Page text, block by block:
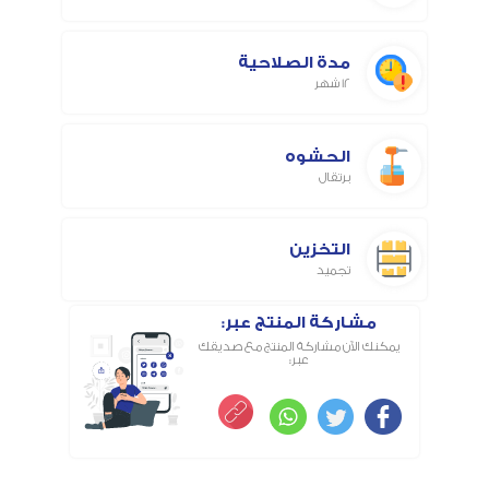
مدة الصلاحية
12 شهر
الحشوه
برتقال
التخزين
تجميد
مشاركة المنتج عبر:
يمكنك الآن مشاركة المنتج مع صديقك
عبر: